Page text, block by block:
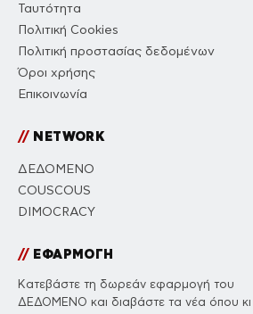
Ταυτότητα
Πολιτική Cookies
Πολιτική προστασίας δεδομένων
Όροι χρήσης
Επικοινωνία
//NETWORK
ΔΕΔΟΜΕΝΟ
COUSCOUS
DIMOCRACY
//ΕΦΑΡΜΟΓΗ
Κατεβάστε τη δωρεάν εφαρμογή του
ΔΕΔΟΜΕΝΟ και διαβάστε τα νέα όπου κι